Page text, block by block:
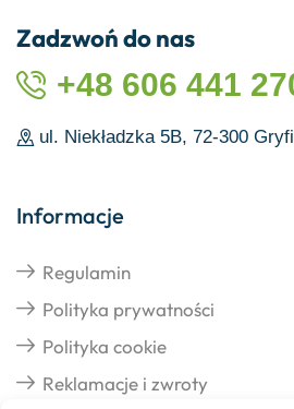
Zadzwoń do nas
+48 606 441
ul. Niekładzka 5B, 72-300
Informacje
Regulamin
Polityka prywatności
Polityka cookie
Reklamacje i zwroty